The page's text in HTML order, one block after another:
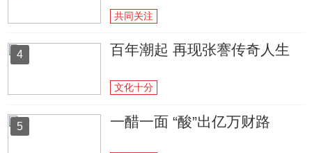
共同关注
4 百年潮起 再现张謇传奇人生
文化十分
5 一醋一面 “酸”出亿万财路